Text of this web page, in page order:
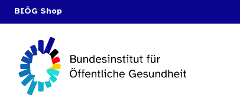
BIÖG Shop